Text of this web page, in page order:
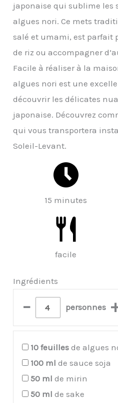
japonaise qui sublime les
algues nori. Ce mets
salé et umami, est parfait
de riz ou accompagner
Facile à réaliser à la
algues nori est une
découvrir les délicates
japonaise. Découvrez
qui vous transportera
Soleil-Levant.
15 minutes
facile
Ingrédients
– personnes
10 feuilles de algues
100 ml de sauce soja
50 ml de mirin
50 ml de sake